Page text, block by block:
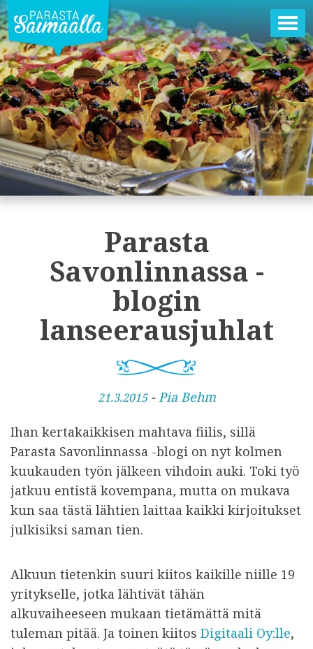
Parasta
Savonlinnassa -
blogin
lanseerausjuhlat
J
l
k
a
i
s
t
21.3.2015-Pia Behm
Ihan kertakaikkisen mahtava fiilis, sillä
Parasta Savonlinnassa -blogi on nyt kolmen
kuukauden työn jälkeen vihdoin auki. Toki työ
jatkuu entistä kovempana, mutta on mukava
kun saa tästä lähtien laittaa kaikki kirjoitukset
julkisiksi saman tien.
Alkuun tietenkin suuri kiitos kaikille niille 19
yritykselle, jotka lähtivät tähän
alkuvaiheeseen mukaan tietämättä mitä
tuleman pitää. Ja toinen kiitos Digitaali Oy:lle,